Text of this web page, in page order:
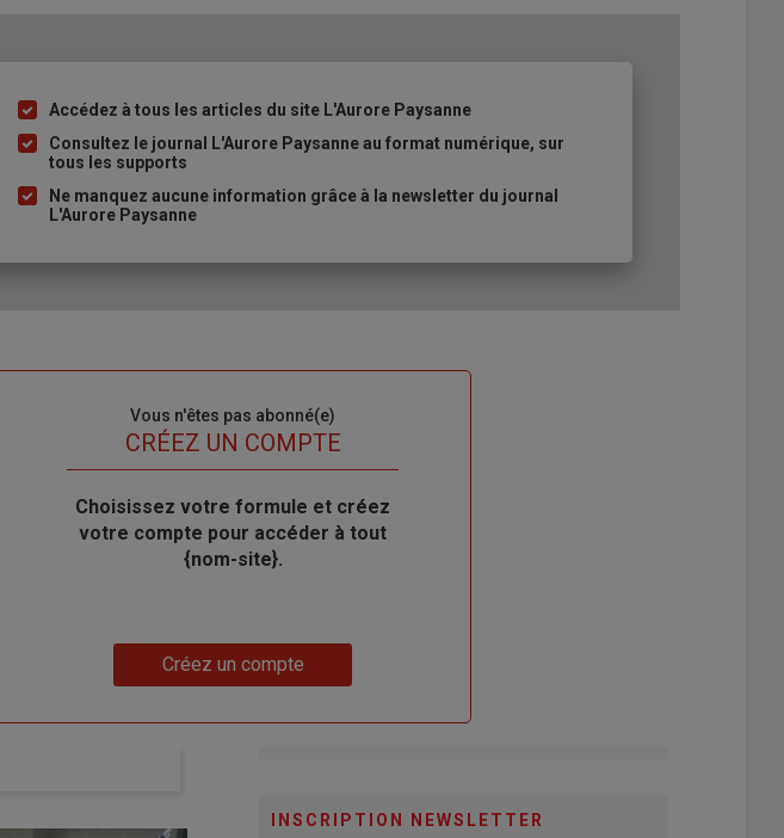
Liste
à
puce
Accédez à tous les articles du site L'Aurore Paysanne
Consultez le journal L'Aurore Paysanne au format numérique, sur
tous les supports
Ne manquez aucune information grâce à la newsletter du journal
L'Aurore Paysanne
Vous n'êtes pas abonné(e)
TITRECRÉEZ UN COMPTE
Body
Choisissez votre formule et créez
votre compte pour accéder à tout
{nom-site}.
Créez un compte
INSCRIPTION NEWSLETTER